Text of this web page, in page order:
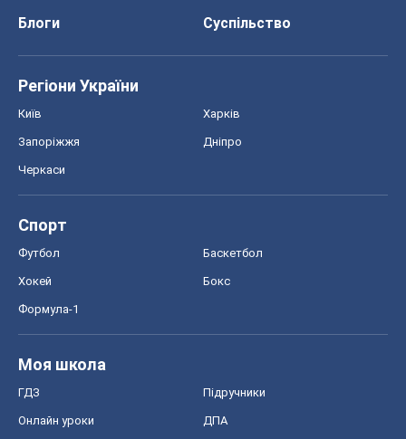
Блоги
Суспільство
Регіони України
Київ Харків
Запоріжжя Дніпро
Черкаси
Спорт
Футбол Баскетбол
Хокей Бокс
Формула-1
Моя школа
ГДЗ Підручники
Онлайн уроки ДПА